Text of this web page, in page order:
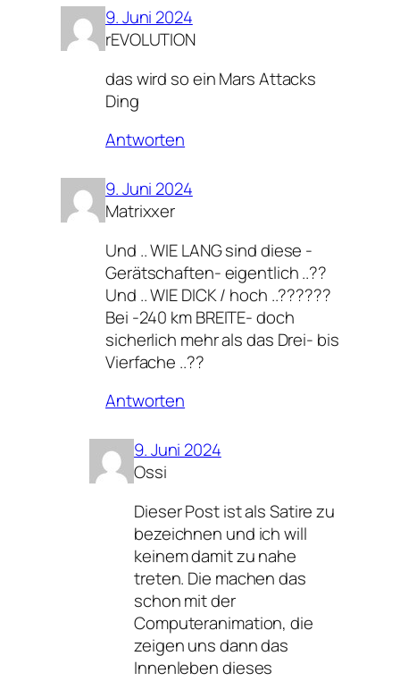
9. Juni 2024
rEVOLUTION
das wird so ein Mars Attacks
Ding
Antworten
9. Juni 2024
Matrixxer
Und .. WIE LANG sind diese -
Gerätschaften- eigentlich ..??
Und .. WIE DICK / hoch ..??????
Bei -240 km BREITE- doch
sicherlich mehr als das Drei- bis
Vierfache ..??
Antworten
9. Juni 2024
Ossi
Dieser Post ist als Satire zu
bezeichnen und ich will
keinem damit zu nahe
treten. Die machen das
schon mit der
Computeranimation, die
zeigen uns dann das
Innenleben dieses